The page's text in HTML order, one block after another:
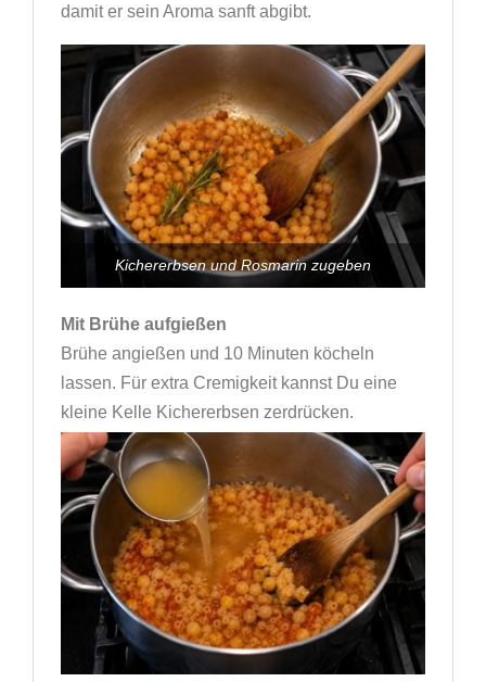
damit er sein Aroma sanft abgibt.
Kichererbsen und Rosmarin zugeben
Mit Brühe aufgießen
Brühe angießen und 10 Minuten köcheln
lassen. Für extra Cremigkeit kannst Du eine
kleine Kelle Kichererbsen zerdrücken.